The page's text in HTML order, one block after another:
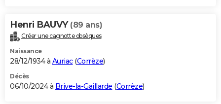
Henri BAUVY (89 ans)
Créer une cagnotte obsèques
Naissance
28/12/1934 à Auriac(Corrèze)
Décès
06/10/2024 à Brive-la-Gaillarde (Corrèze)